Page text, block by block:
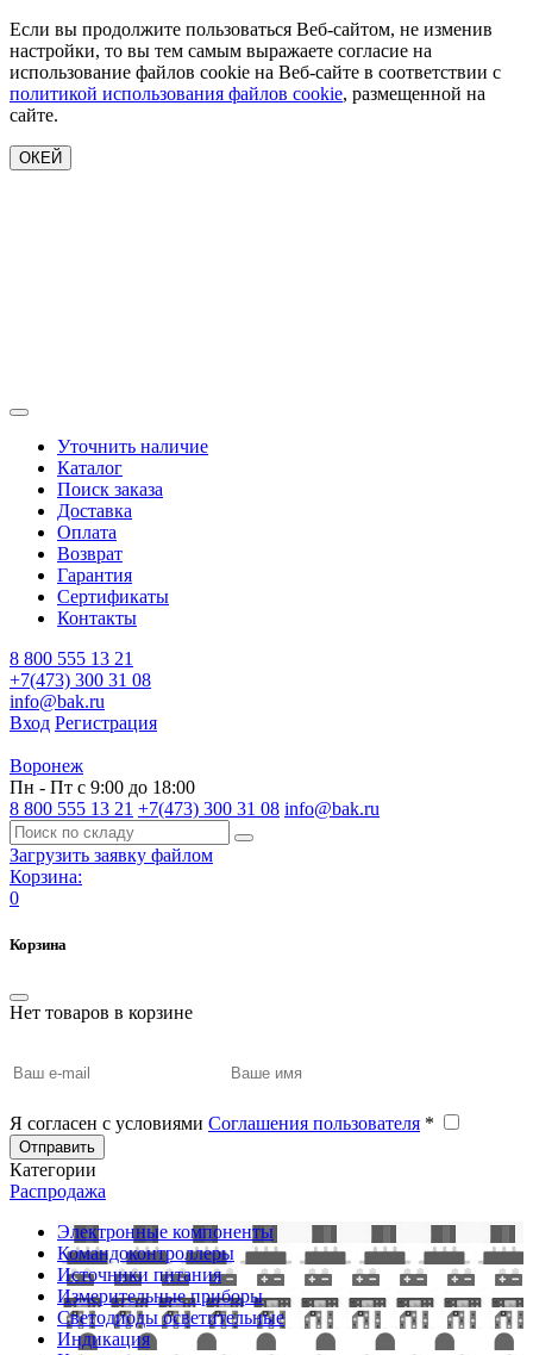
Если вы продолжите пользоваться Веб-сайтом, не изменив
настройки, то вы тем самым выражаете согласие на
использование файлов cookie на Веб-сайте в соответствии с
политикой использования файлов cookie, размещенной на
сайте.
ОКЕЙ
Уточнить наличие
Каталог
Поиск заказа
Доставка
Оплата
Возврат
Гарантия
Сертификаты
Контакты
8 800 555 13 21
+7(473) 300 31 08
info@bak.ru
Вход Регистрация
Воронеж
Пн - Пт с 9:00 до 18:00
8 800 555 13 21 +7(473) 300 31 08 info@bak.ru
Загрузить заявку файлом
Корзина:
0
Корзина
Нет товаров в корзине
Я согласен с условиями Соглашения пользователя *
Отправить
Категории
Распродажа
Электронные компоненты
Командоконтроллеры
Источники питания
Измерительные приборы
Светодиоды осветительные
Индикация